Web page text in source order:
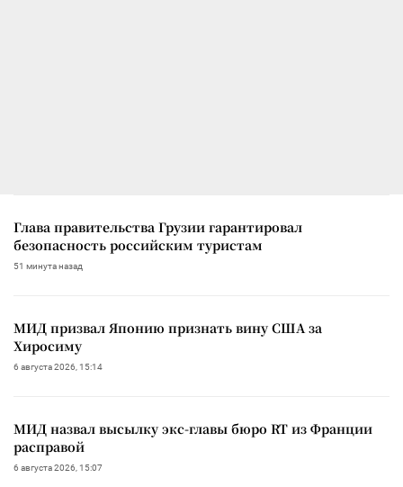
Глава правительства Грузии гарантировал
безопасность российским туристам
51 минута назад
МИД призвал Японию признать вину США за
Хиросиму
6 августа 2026, 15:14
МИД назвал высылку экс-главы бюро RT из Франции
расправой
6 августа 2026, 15:07